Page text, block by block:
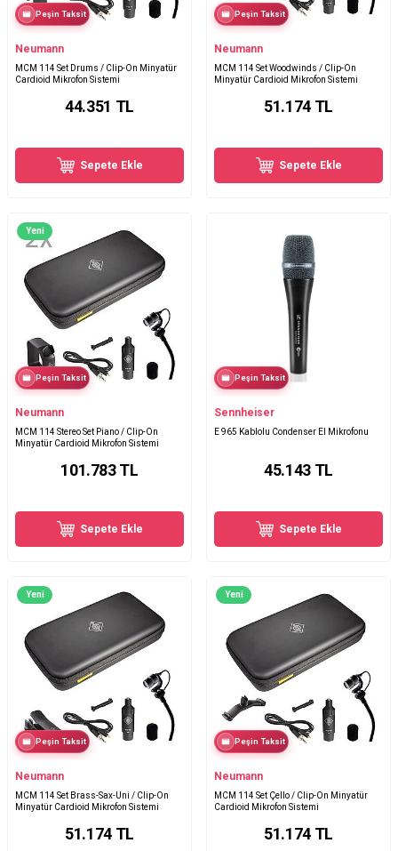
Peşin Taksit
Neumann
MCM 114 Set Drums / Clip-On Minyatür
Cardioid Mikrofon Sistemi
44.351 TL
Sepete Ekle
Peşin Taksit
Neumann
MCM 114 Set Woodwinds / Clip-On
Minyatür Cardioid Mikrofon Sistemi
51.174TL
Sepete Ekle
Yeni
Peşin Taksit
Neumann
MCM 114 Stereo Set Piano / Clip-On
Minyatür Cardioid Mikrofon Sistemi
101.783TL
Sepete Ekle
Peşin Taksit
Sennheiser
E 965 Kablolu Condenser El Mikrofonu
45.143TL
Sepete Ekle
Yeni
Peşin Taksit
Neumann
MCM 114 Set Brass-Sax-Uni / Clip-On
Minyatür Cardioid Mikrofon Sistemi
51.174TL
Yeni
Peşin Taksit
Neumann
MCM 114 Set Çello / Clip-On Minyatür
Cardioid Mikrofon Sistemi
51.174TL